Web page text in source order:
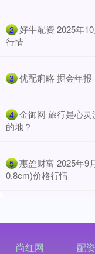
2 好牛配资 2025年
行情
3 优配痢略 掘金年报
4 金御网 旅行是心
的地？
5 惠盈财富 2025年9
0.8cm)价格行情
尚红网 配